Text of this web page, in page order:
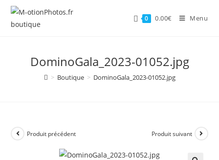
Skip
content
0 0.00€ Menu
DominoGala_2023-01052.jpg
> Boutique > DominoGala_2023-01052.jpg
Produit précédent Produit suivant